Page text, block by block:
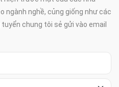
ngành nghề, củng giống như các
chung tôi sẻ gửi vào email